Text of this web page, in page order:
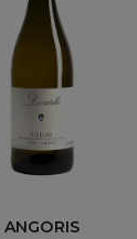
ANGORIS